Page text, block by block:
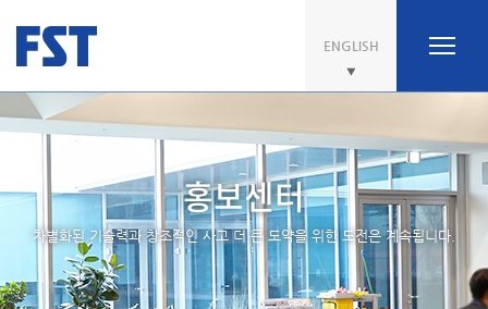
ENGLISH
홍보센터
차별화된 기술력과 창조적인 사고 더 큰 도약을 위한 도전은 계속됩니다.